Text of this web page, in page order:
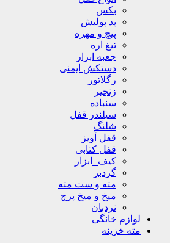
بکس
پد پولیش
پیچ و مهره
تیغ اره
جعبه ابزار
دستکش ایمنی
رگلاتور
زنجیر
سنباده
سیلندر قفل
شلنگ
قفل آویز
قفل کتابی
کیف_ابزار
گردبر
مته و ست مته
میخ و میخ پرچ
نردبان
لوازم خانگی
مته خزینه